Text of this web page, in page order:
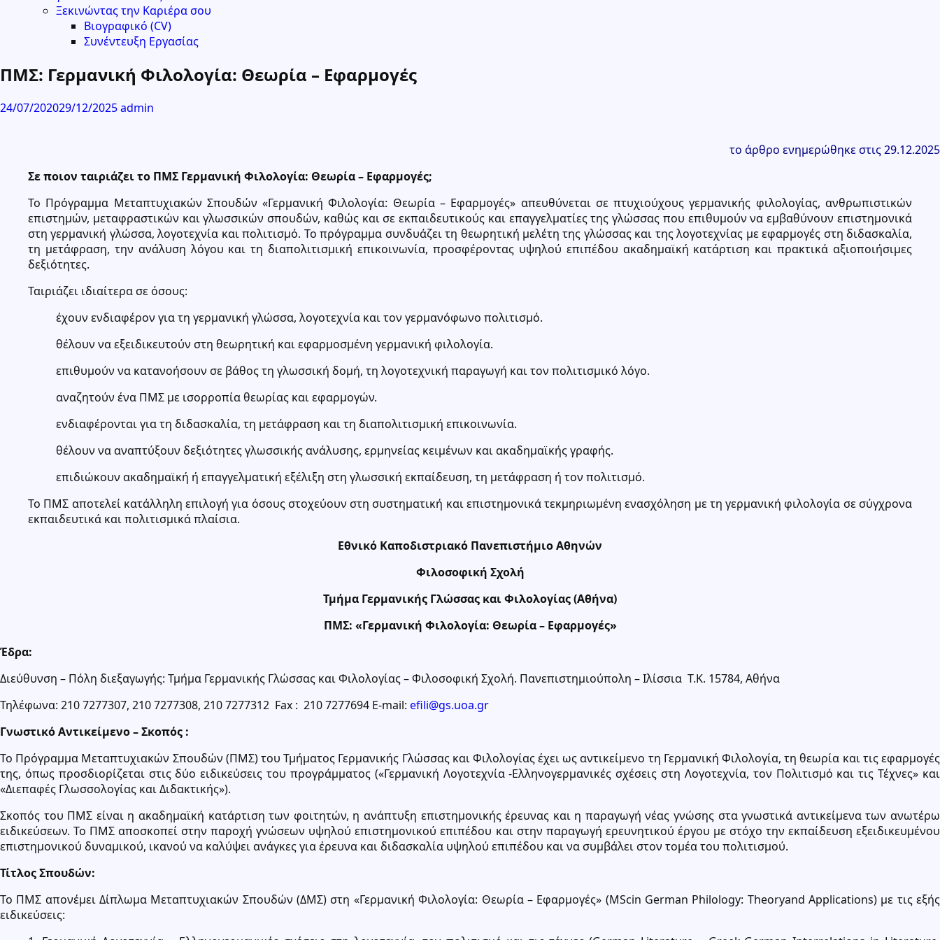
Ξεκινώντας την Καριέρα σου
Βιογραφικό (CV)
Συνέντευξη Εργασίας
ΠΜΣ: Γερμανική Φιλολογία: Θεωρία – Εφαρμογές
24/07/202029/12/2025admin
το άρθρο ενημερώθηκε στις 29.12.2025
Σε ποιον ταιριάζει το ΠΜΣ Γερμανική Φιλολογία: Θεωρία – Εφαρμογές;
Το Πρόγραμμα Μεταπτυχιακών Σπουδών «Γερμανική Φιλολογία: Θεωρία – Εφαρμογές» απευθύνεται σε πτυχιούχους γερμανικής φιλολογίας, ανθρωπιστικών
επιστημών, μεταφραστικών και γλωσσικών σπουδών, καθώς και σε εκπαιδευτικούς και επαγγελματίες της γλώσσας που επιθυμούν να εμβαθύνουν επιστημονικά
στη γερμανική γλώσσα, λογοτεχνία και πολιτισμό. Το πρόγραμμα συνδυάζει τη θεωρητική μελέτη της γλώσσας και της λογοτεχνίας με εφαρμογές στη διδασκαλία,
τη μετάφραση, την ανάλυση λόγου και τη διαπολιτισμική επικοινωνία, προσφέροντας υψηλού επιπέδου ακαδημαϊκή κατάρτιση και πρακτικά αξιοποιήσιμες
δεξιότητες.
Ταιριάζει ιδιαίτερα σε όσους:
έχουν ενδιαφέρον για τη γερμανική γλώσσα, λογοτεχνία και τον γερμανόφωνο πολιτισμό.
θέλουν να εξειδικευτούν στη θεωρητική και εφαρμοσμένη γερμανική φιλολογία.
επιθυμούν να κατανοήσουν σε βάθος τη γλωσσική δομή, τη λογοτεχνική παραγωγή και τον πολιτισμικό λόγο.
αναζητούν ένα ΠΜΣ με ισορροπία θεωρίας και εφαρμογών.
ενδιαφέρονται για τη διδασκαλία, τη μετάφραση και τη διαπολιτισμική επικοινωνία.
θέλουν να αναπτύξουν δεξιότητες γλωσσικής ανάλυσης, ερμηνείας κειμένων και ακαδημαϊκής γραφής.
επιδιώκουν ακαδημαϊκή ή επαγγελματική εξέλιξη στη γλωσσική εκπαίδευση, τη μετάφραση ή τον πολιτισμό.
Το ΠΜΣ αποτελεί κατάλληλη επιλογή για όσους στοχεύουν στη συστηματική και επιστημονικά τεκμηριωμένη ενασχόληση με τη γερμανική φιλολογία σε σύγχρονα
εκπαιδευτικά και πολιτισμικά πλαίσια.
Εθνικό Καποδιστριακό Πανεπιστήμιο Αθηνών
Φιλοσοφική Σχολή
Τμήμα Γερμανικής Γλώσσας και Φιλολογίας (Αθήνα)
ΠΜΣ: «Γερμανική Φιλολογία: Θεωρία – Εφαρμογές»
Έδρα:
Διεύθυνση – Πόλη διεξαγωγής: Τμήμα Γερμανικής Γλώσσας και Φιλολογίας – Φιλοσοφική Σχολή. Πανεπιστημιούπολη – Ιλίσσια Τ.Κ. 15784, Αθήνα
Τηλέφωνα: 210 7277307, 210 7277308, 210 7277312 Fax : 210 7277694 E-mail: efili@gs.uoa.gr
Γνωστικό Αντικείμενο – Σκοπός :
Το Πρόγραμμα Μεταπτυχιακών Σπουδών (ΠΜΣ) του Τμήματος Γερμανικής Γλώσσας και Φιλολογίας έχει ως αντικείμενο τη Γερμανική Φιλολογία, τη θεωρία και τις εφαρμογές
της, όπως προσδιορίζεται στις δύο ειδικεύσεις του προγράμματος («Γερμανική Λογοτεχνία -Ελληνογερμανικές σχέσεις στη Λογοτεχνία, τον Πολιτισμό και τις Τέχνες» και
«Διεπαφές Γλωσσολογίας και Διδακτικής»).
Σκοπός του ΠΜΣ είναι η ακαδημαϊκή κατάρτιση των φοιτητών, η ανάπτυξη επιστημονικής έρευνας και η παραγωγή νέας γνώσης στα γνωστικά αντικείμενα των ανωτέρω
ειδικεύσεων. Το ΠΜΣ αποσκοπεί στην παροχή γνώσεων υψηλού επιστημονικού επιπέδου και στην παραγωγή ερευνητικού έργου με στόχο την εκπαίδευση εξειδικευμένου
επιστημονικού δυναμικού, ικανού να καλύψει ανάγκες για έρευνα και διδασκαλία υψηλού επιπέδου και να συμβάλει στον τομέα του πολιτισμού.
Τίτλος Σπουδών:
Το ΠΜΣ απονέμει Δίπλωμα Μεταπτυχιακών Σπουδών (ΔΜΣ) στη «Γερμανική Φιλολογία: Θεωρία – Εφαρμογές» (MScin German Philology: Theoryand Applications) με τις εξής
ειδικεύσεις: